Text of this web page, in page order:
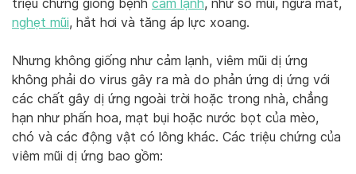
triệu chứng giống bệnh cảm lạnh, như sổ mũi, ngứa mắt,
nghẹt mũi, hắt hơi và tăng áp lực xoang.
Nhưng không giống như cảm lạnh, viêm mũi dị ứng
không phải do virus gây ra mà do phản ứng dị ứng với
các chất gây dị ứng ngoài trời hoặc trong nhà, chẳng
hạn như phấn hoa, mạt bụi hoặc nước bọt của mèo,
chó và các động vật có lông khác. Các triệu chứng của
viêm mũi dị ứng bao gồm: